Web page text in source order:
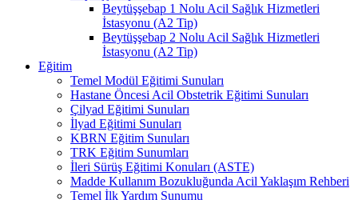
Beytüşşebap 1 Nolu Acil Sağlık Hizmetleri
İstasyonu (A2 Tip)
Beytüşşebap 2 Nolu Acil Sağlık Hizmetleri
İstasyonu (A2 Tip)
Eğitim
Temel Modül Eğitimi Sunuları
Hastane Öncesi Acil Obstetrik Eğitimi Sunuları
Çilyad Eğitimi Sunuları
İlyad Eğitimi Sunuları
KBRN Eğitim Sunuları
TRK Eğitim Sunumları
İleri Sürüş Eğitimi Konuları (ASTE)
Madde Kullanım Bozukluğunda Acil Yaklaşım Rehberi
Temel İlk Yardım Sunumu